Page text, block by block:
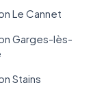
Le Cannet
Garges-lès-
Stains